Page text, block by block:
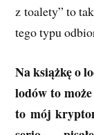
z toalety” to
tego typu
Na książkę o
lodów to
to mój